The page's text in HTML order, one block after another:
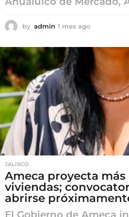
by admin 1 mes ago
s
g
o
JALISCO
Ameca proyecta más
viviendas;
abrirse
El Gobierno de Ameca